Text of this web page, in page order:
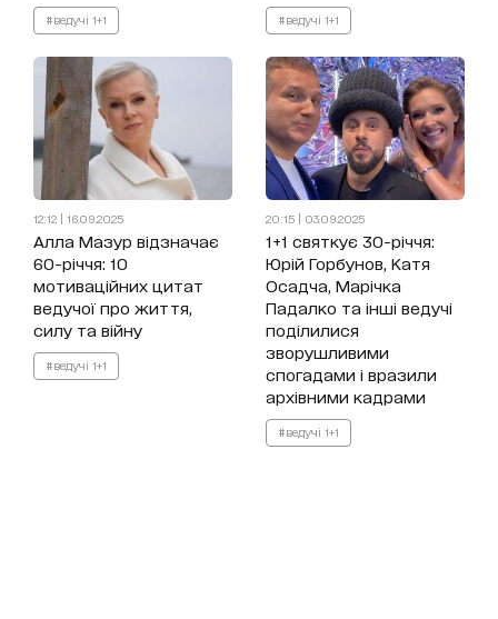
#ведучі 1+1 #ведучі 1+1
12:12 | 16.09.2025
Алла Мазур відзначає
60-річчя: 10
мотиваційних цитат
ведучої про життя,
силу та війну
#ведучі 1+1
20:15 | 03.09.2025
1+1 святкує 30-річчя:
Юрій Горбунов, Катя
Осадча, Марічка
Падалко та інші ведучі
поділилися
зворушливими
спогадами і вразили
архівними кадрами
#ведучі 1+1